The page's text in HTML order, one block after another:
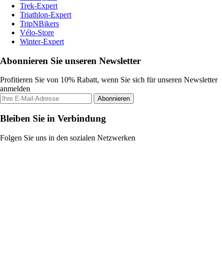
Trek-Expert
Triathlon-Expert
TripNBikers
Vélo-Store
Winter-Expert
Abonnieren Sie unseren Newsletter
Profitieren Sie von 10% Rabatt, wenn Sie sich für unseren Newsletter
anmelden
Abonnieren
Bleiben Sie in Verbindung
Folgen Sie uns in den sozialen Netzwerken